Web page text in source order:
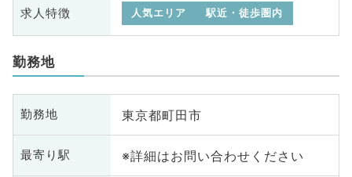
求人特徴 人気エリア 駅近・徒歩圏内
勤務地
勤務地 東京都町田市
最寄り駅 ※詳細はお問い合わせください